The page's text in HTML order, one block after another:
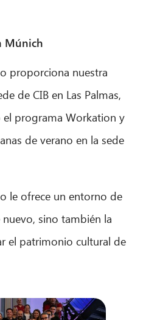
Múnich
proporciona nuestra
de CIB en Las Palmas,
programa Workation y
de verano en la sede
le ofrece un entorno de
sino también la
el patrimonio cultural de